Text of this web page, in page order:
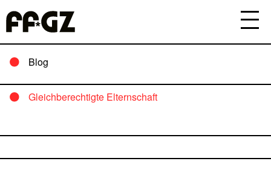
Blog
Gleichberechtigte Elternschaft